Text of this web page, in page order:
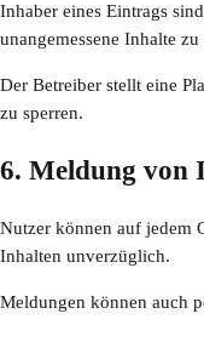
Inhaber eines Eintrags
unangemessene Inhalte
Der Betreiber stellt eine
zu sperren.
6. Meldung von
Nutzer können auf jedem
Inhalten unverzüglich.
Meldungen können auch